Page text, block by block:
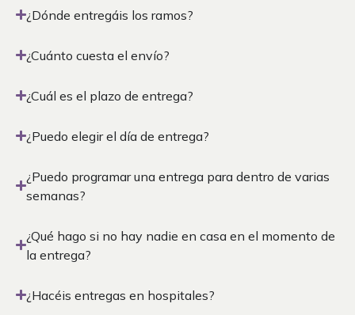
¿Dónde entregáis los ramos?
¿Cuánto cuesta el envío?
¿Cuál es el plazo de entrega?
¿Puedo elegir el día de entrega?
¿Puedo programar una entrega para dentro de varias
semanas?
¿Qué hago si no hay nadie en casa en el momento de
la entrega?
¿Hacéis entregas en hospitales?